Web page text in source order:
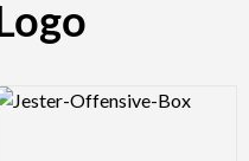
Preview Image